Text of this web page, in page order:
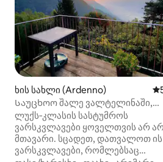
ხის სახლი (Ardenno)
Საუცხოო შალე ვალტელინაში,
ლომბარდიას მთები
ლუქს‑კლასის სასტუმროს
ვარსკვლავები ყოველთვის არ
მთავარი. სცადეთ, დათვალოთ ის
ვარსკვლავები, რომლებსაც